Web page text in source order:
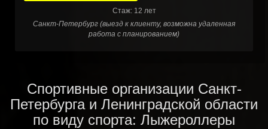
Стаж: 12 лет
Санкт-Петербург (выезд к клиенту, возможна удаленная
работа с планированием)
Спортивные организации Санкт-
Петербурга и Ленинградской области
по виду спорта: Лыжероллеры